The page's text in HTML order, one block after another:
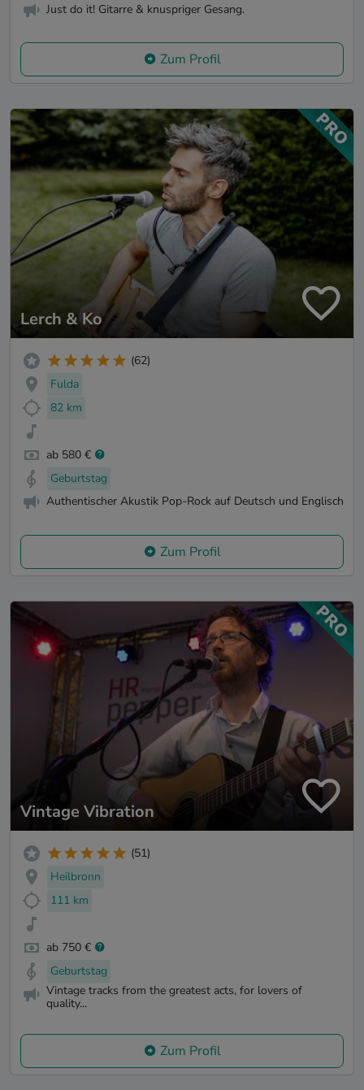
Just do it! Gitarre & knuspriger Gesang.
Zum Profil
Lerch & Ko
(62)
Fulda
82 km
ab 580 €
Geburtstag
Authentischer Akustik Pop-Rock auf Deutsch und Englisch
Zum Profil
Vintage Vibration
(51)
Heilbronn
111 km
ab 750 €
Geburtstag
Vintage tracks from the greatest acts, for lovers of
quality...
Zum Profil